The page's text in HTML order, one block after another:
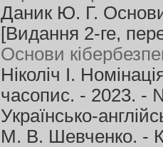
Даник Ю. Г. Основи
[Видання 2-ге,
Основи
Ніколіч І.
часопис. - 2023.
Українсько-
М. В. Шевченко. -